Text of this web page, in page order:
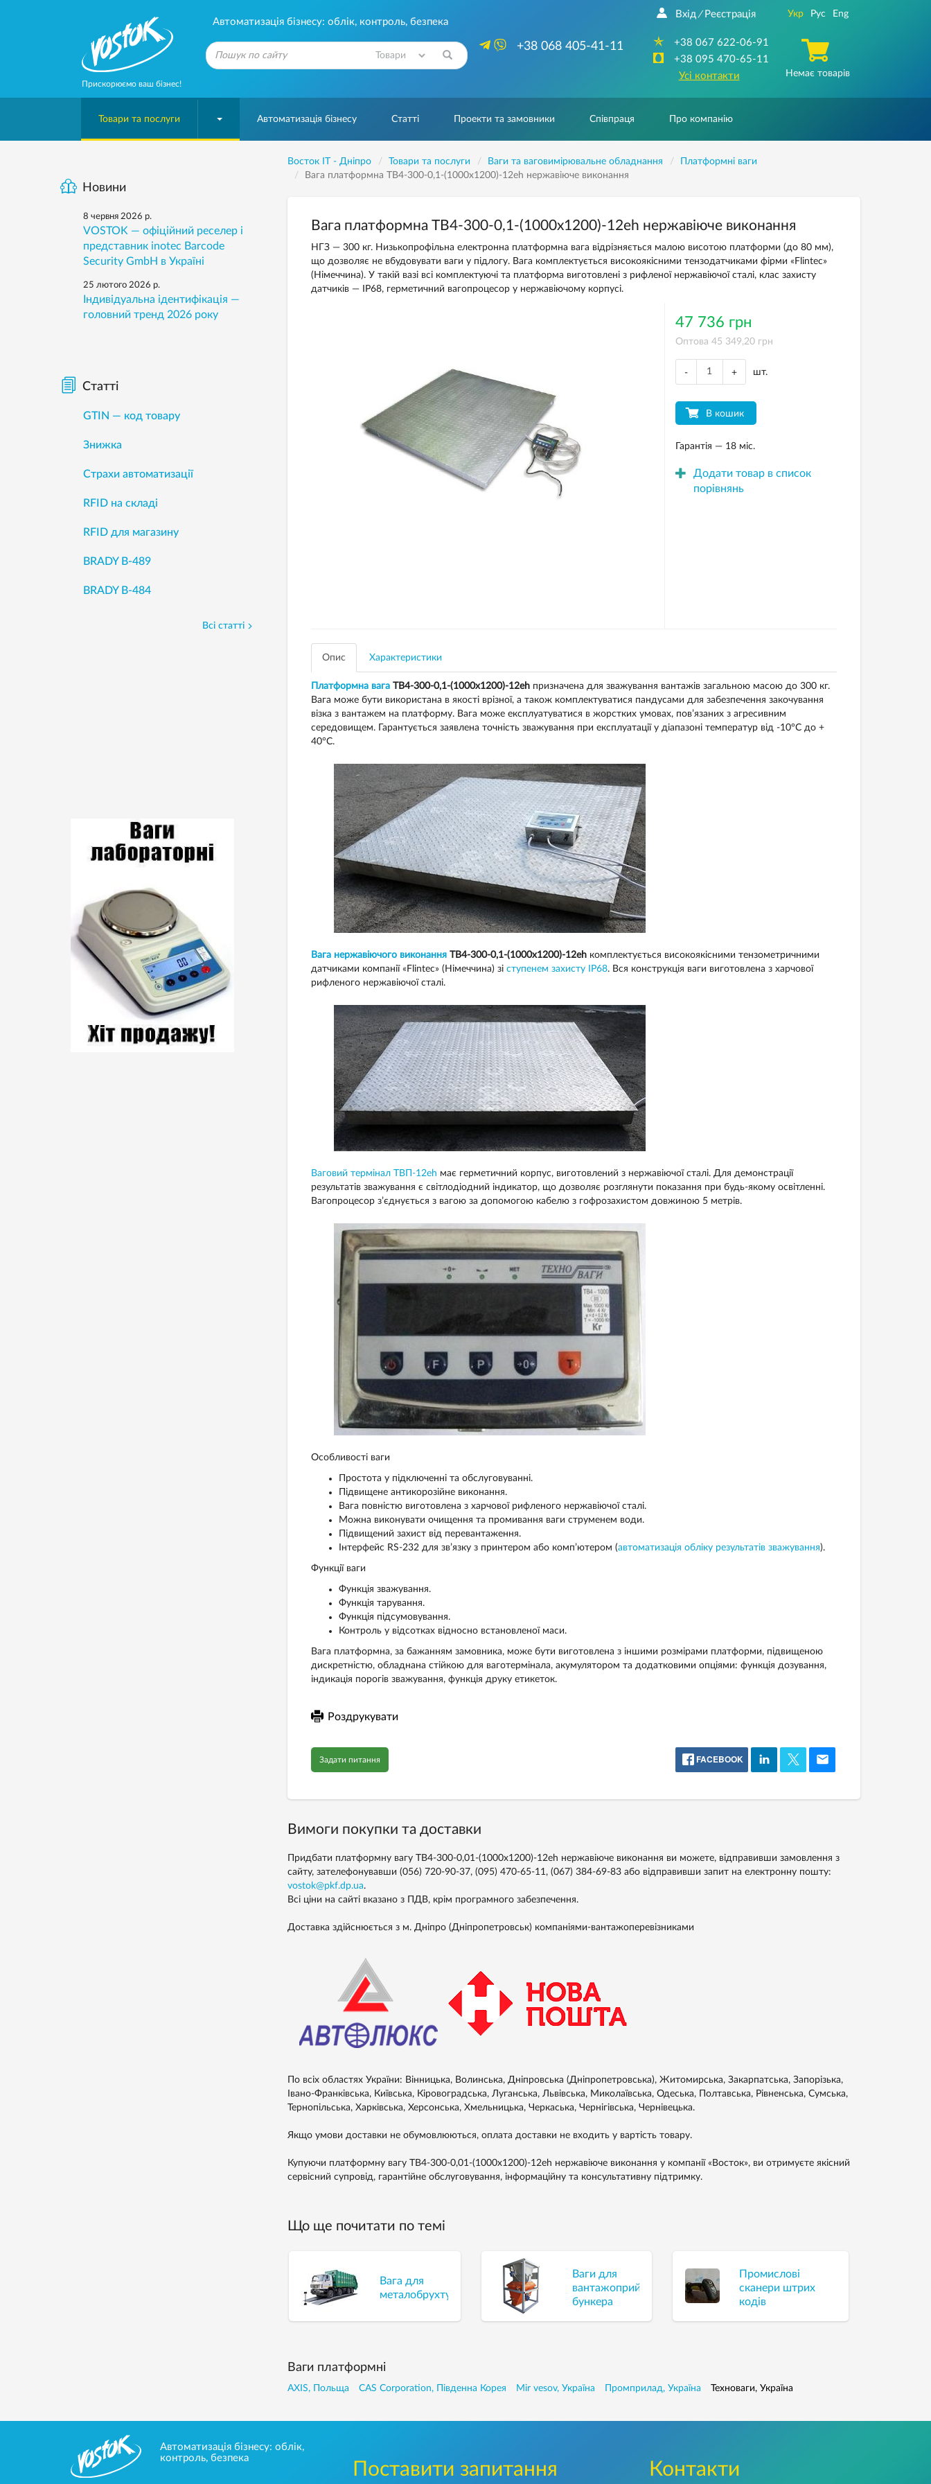
Прискорюємо ваш бізнес!
Автоматизація бізнесу: облік, контроль, безпека
+38 068 405-41-11
Вхід / Реєстрація
+38 067 622-06-91
+38 095 470-65-11
Усі контакти
Укр Рус Eng
Немає товарів
Товари та послуги Автоматизація бізнесу Статті Проекти та замовники Співпраця Про компанію
Восток IT - Дніпро Товари та послуги Ваги та ваговимірювальне обладнання
Платформні ваги
Вага платформна ТВ4-300-0,1-(1000х1200)-12eh нержавіюче виконання
Вага платформна ТВ4-300-0,1-(1000х1200)-12eh нержавіюче виконання
НГЗ — 300 кг. Низькопрофільна електронна платформна вага відрізняється малою висотою платформи (до 80 мм),
що дозволяє не вбудовувати ваги у підлогу. Вага комплектується високоякісними тензодатчиками фірми «Flintec»
(Німеччина). У такій вазі всі комплектуючі та платформа виготовлені з рифленої нержавіючої сталі, клас захисту
датчиків — IP68, герметичний вагопроцесор у нержавіючому корпусі.
47 736 грн
Оптова 45 349,20 грн
- + шт.
В кошик
Гарантія — 18 міс.
Додати товар в список
порівнянь
Опис Характеристики
Платформна вагаТВ4-300-0,1-(1000х1200)-12eh призначена для зважування вантажів загальною масою до 300 кг.
Вага може бути використана в якості врізної, а також комплектуватися пандусами для забезпечення закочування
візка з вантажем на платформу. Вага може експлуатуватися в жорстких умовах, пов’язаних з агресивним
середовищем. Гарантується заявлена точність зважування при експлуатації у діапазоні температур від -10°C до +
40°C.
Вага нержавіючого виконанняТВ4-300-0,1-(1000х1200)-12ehкомплектується високоякісними тензометричними
датчиками компанії «Flintec» (Німеччина) зі ступенем захисту IP68. Вся конструкція ваги виготовлена з харчової
рифленого нержавіючої сталі.
Ваговий термінал ТВП-12eh має герметичний корпус, виготовлений з нержавіючої сталі. Для демонстрації
результатів зважування є світлодіодний індикатор, що дозволяє розглянути показання при будь-якому освітленні.
Вагопроцесор з’єднується з вагою за допомогою кабелю з гофрозахистом довжиною 5 метрів.
Особливості ваги
Простота у підключенні та обслуговуванні.
Підвищене антикорозійне виконання.
Вага повністю виготовлена з харчової рифленого нержавіючої сталі.
Можна виконувати очищення та промивання ваги струменем води.
Підвищений захист від перевантаження.
Інтерфейс RS-232 для зв’язку з принтером або комп’ютером (автоматизація обліку результатів зважування).
Функції ваги
Функція зважування.
Функція тарування.
Функція підсумовування.
Контроль у відсотках відносно встановленої маси.
Вага платформна, за бажанням замовника, може бути виготовлена з іншими розмірами платформи, підвищеною
дискретністю, обладнана стійкою для ваготермінала, акумулятором та додатковими опціями: функція дозування,
індикація порогів зважування, функція друку етикеток.
Роздрукувати
Задати питання FACEBOOK
Вимоги покупки та доставки
Придбати платформну вагу ТВ4-300-0,01-(1000х1200)-12eh нержавіюче виконання ви можете, відправивши замовлення з
сайту, зателефонувавши (056) 720-90-37, (095) 470-65-11, (067) 384-69-83 або відправивши запит на електронну пошту:
vostok@pkf.dp.ua.
Всі ціни на сайті вказано з ПДВ, крім програмного забезпечення.
Доставка здійснюється з м. Дніпро (Дніпропетровськ) компаніями-вантажоперевізниками
По всіх областях України: Вінницька, Волинська, Дніпровська (Дніпропетровська), Житомирська, Закарпатська, Запорізька,
Івано-Франківська, Київська, Кіровоградська, Луганська, Львівська, Миколаївська, Одеська, Полтавська, Рівненська, Сумська,
Тернопільська, Харківська, Херсонська, Хмельницька, Черкаська, Чернігівська, Чернівецька.
Якщо умови доставки не обумовлюються, оплата доставки не входить у вартість товару.
Купуючи платформну вагу ТВ4-300-0,01-(1000х1200)-12eh нержавіюче виконання у компанії «Восток», ви отримуєте якісний
сервісний супровід, гарантійне обслуговування, інформаційну та консультативну підтримку.
Що ще почитати по темі
Вага для
металобрухту
Ваги для
вантажоприймального
бункера
Промислові
сканери штрих
кодів
Ваги платформні
AXIS, Польща CAS Corporation, Південна Корея Mir vesov, Україна Промприлад, Україна Техноваги, Україна
Новини
8 червня 2026 р.
VOSTOK — офіційний реселер і
представник inotec Barcode
Security GmbH в Україні
25 лютого 2026 р.
Індивідуальна ідентифікація —
головний тренд 2026 року
Статті
GTIN — код товару
Знижка
Страхи автоматизації
RFID на складі
RFID для магазину
BRADY B-489
BRADY B-484
Всі статті
Автоматизація бізнесу: облік,
контроль, безпека
Поставити запитання Контакти